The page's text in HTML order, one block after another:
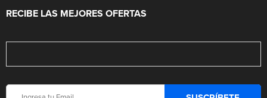
RECIBE LAS MEJORES OFERTAS